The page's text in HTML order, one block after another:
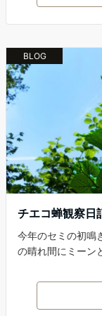
BLOG
チエコ蝉観察
今年のセミの初鳴
の晴れ間にミーン